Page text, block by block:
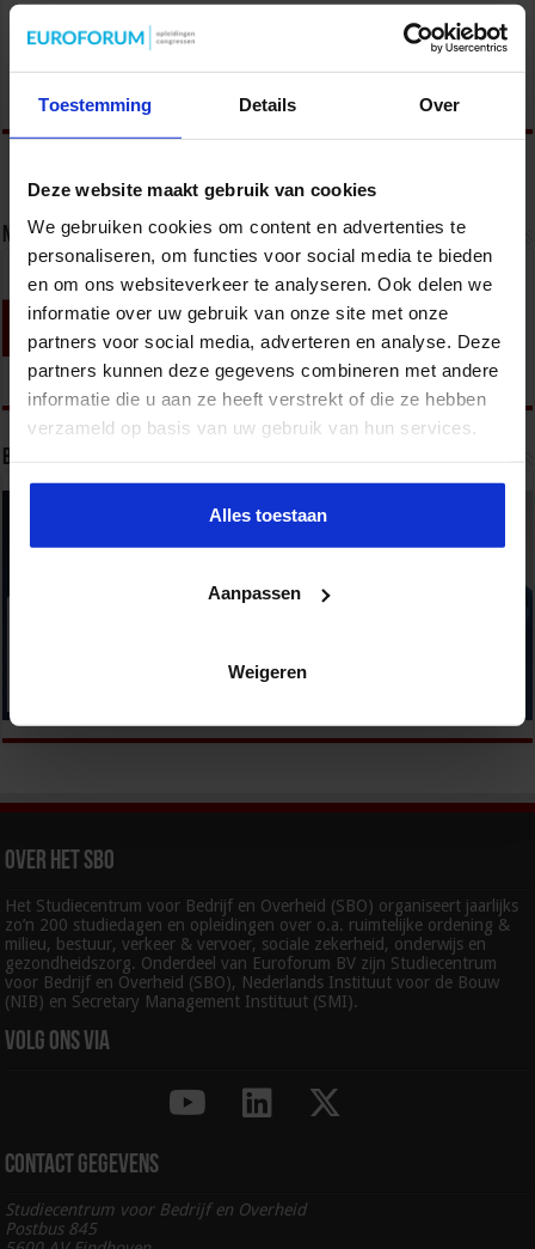
Toestemming Details Over
Deze website maakt gebruik van cookies
We gebruiken cookies om content en advertenties te
personaliseren, om functies voor social media te bieden
en om ons websiteverkeer te analyseren. Ook delen we
informatie over uw gebruik van onze site met onze
partners voor social media, adverteren en analyse. Deze
partners kunnen deze gegevens combineren met andere
informatie die u aan ze heeft verstrekt of die ze hebben
verzameld op basis van uw gebruik van hun services.
Alles toestaan
Aanpassen
Weigeren
voor uitbreiding van deze bevoegdheden. Door …
Nieuwsbrief
Bekijk onze opleidingen
Over het SBO
Het Studiecentrum voor Bedrijf en Overheid (SBO) organiseert jaarlijks
zo’n 200 studiedagen en opleidingen over o.a. ruimtelijke ordening &
milieu, bestuur, verkeer & vervoer, sociale zekerheid, onderwijs en
gezondheidszorg. Onderdeel van Euroforum BV zijn Studiecentrum
voor Bedrijf en Overheid (SBO), Nederlands Instituut voor de Bouw
(NIB) en Secretary Management Instituut (SMI).
Volg ons via
Contact gegevens
Studiecentrum voor Bedrijf en Overheid
Postbus 845